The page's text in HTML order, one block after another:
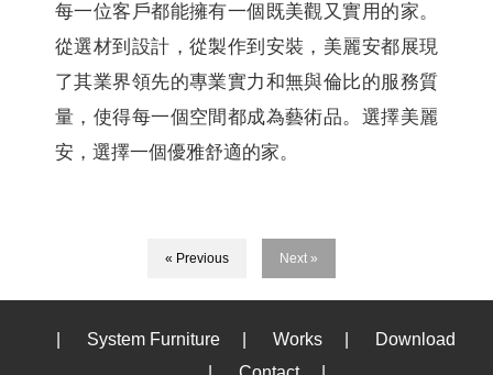
每一位客戶都能擁有一個既美觀又實用的家。
從選材到設計，從製作到安裝，美麗安都展現
了其業界領先的專業實力和無與倫比的服務質
量，使得每一個空間都成為藝術品。選擇美麗
安，選擇一個優雅舒適的家。
« Previous Next »
System Furniture Works
Download